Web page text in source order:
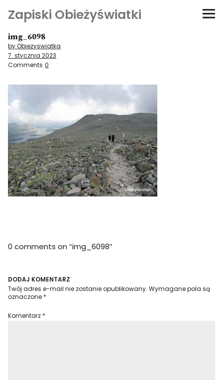
Zapiski Obieżyświatki
Podróże
Kultura i sztuka
O-fiszki
Niezwyczajne ściany
Dom na kółkach
img_6098
by Obiezyswiatka
7. stycznia 2023
Comments 0
0 comments on “img_6098”
DODAJ KOMENTARZ
Twój adres e-mail nie zostanie opublikowany. Wymagane pola są
oznaczone *
Komentarz *